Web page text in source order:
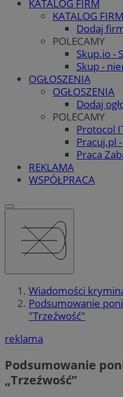
KATALOG FIRM
KATALOG FIRM
Dodaj
POLECAMY
Skup.io -
Skup -
OGŁOSZENIA
OGŁOSZENIA
Dodaj
POLECAMY
Protocol
Pracuj.pl
Praca
REKLAMA
WSPÓŁPRACA
Wiadomości
Podsumowanie
"Trzeźwość"
reklama
Podsumowanie
„Trzeźwość”